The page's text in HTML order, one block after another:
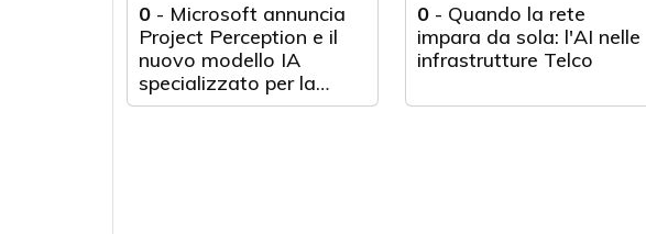
0 - Microsoft annuncia
Project Perception e il
nuovo modello IA
specializzato per la
cybersecurity
0- Quando la rete
impara da sola: l'AI nelle
infrastrutture Telco